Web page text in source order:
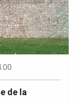
de la